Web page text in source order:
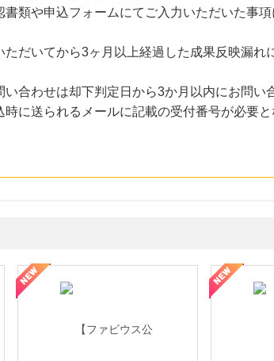
類や申込フォームにてご入力いただいた事
だいてから3ヶ月以上経過した成果反映漏れ
合わせは却下判定日から3か月以内にお問い
に送られるメールに記載の受付番号が必要と
ハミングウォーター【販売代理店】